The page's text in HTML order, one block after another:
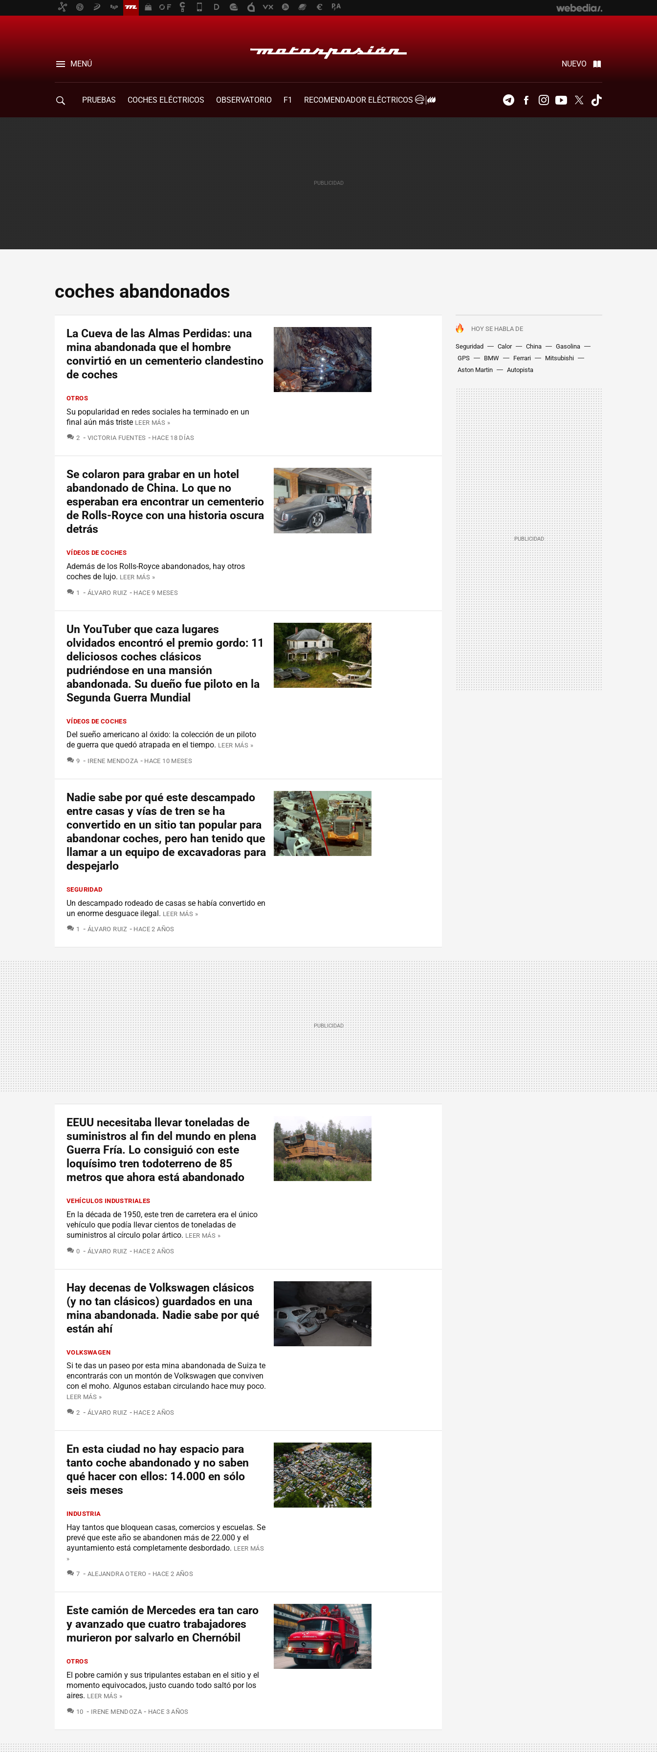
MENÚ NUEVO
PRUEBAS COCHES ELÉCTRICOS OBSERVATORIO F1
RECOMENDADOR ELÉCTRICOS
TelegramFacebookInstagramYoutubeTwitter
coches abandonados
HOY SE HABLA DE
Seguridad Calor China
Gasolina
GPS
BMW Ferrari
Mitsubishi
Aston Martin
Autopista
La Cueva de las Almas Perdidas: una
mina abandonada que el hombre
convirtió en un cementerio clandestino
de coches
OTROS
Su popularidad en redes sociales ha terminado en un
final aún más triste LEER MÁS »
2 COMENTARIOS
VICTORIA FUENTES HACE 18 DÍAS
Se colaron para grabar en un hotel
abandonado de China. Lo que no
esperaban era encontrar un cementerio
de Rolls-Royce con una historia oscura
detrás
VÍDEOS DE COCHES
Además de los Rolls-Royce abandonados, hay otros
coches de lujo. LEER MÁS »
1 COMENTARIOS
ÁLVARO RUIZ HACE 9 MESES
Un YouTuber que caza lugares
olvidados encontró el premio gordo: 11
deliciosos coches clásicos
pudriéndose en una mansión
abandonada. Su dueño fue piloto en la
Segunda Guerra Mundial
VÍDEOS DE COCHES
Del sueño americano al óxido: la colección de un piloto
de guerra que quedó atrapada en el tiempo. LEER MÁS »
9 COMENTARIOS
IRENE MENDOZA HACE 10 MESES
Nadie sabe por qué este descampado
entre casas y vías de tren se ha
convertido en un sitio tan popular para
abandonar coches, pero han tenido que
llamar a un equipo de excavadoras para
despejarlo
SEGURIDAD
Un descampado rodeado de casas se había convertido en
un enorme desguace ilegal. LEER MÁS »
1 COMENTARIOS
ÁLVARO RUIZ HACE 2 AÑOS
EEUU necesitaba llevar toneladas de
suministros al fin del mundo en plena
Guerra Fría. Lo consiguió con este
loquísimo tren todoterreno de 85
metros que ahora está abandonado
VEHÍCULOS INDUSTRIALES
En la década de 1950, este tren de carretera era el único
vehículo que podía llevar cientos de toneladas de
suministros al círculo polar ártico. LEER MÁS »
0 COMENTARIOS
ÁLVARO RUIZ HACE 2 AÑOS
Hay decenas de Volkswagen clásicos
(y no tan clásicos) guardados en una
mina abandonada. Nadie sabe por qué
están ahí
VOLKSWAGEN
Si te das un paseo por esta mina abandonada de Suiza te
encontrarás con un montón de Volkswagen que conviven
con el moho. Algunos estaban circulando hace muy poco.
LEER MÁS »
2 COMENTARIOS
ÁLVARO RUIZ HACE 2 AÑOS
En esta ciudad no hay espacio para
tanto coche abandonado y no saben
qué hacer con ellos: 14.000 en sólo
seis meses
INDUSTRIA
Hay tantos que bloquean casas, comercios y escuelas. Se
prevé que este año se abandonen más de 22.000 y el
ayuntamiento está completamente desbordado. LEER MÁS
»
7 COMENTARIOS
ALEJANDRA OTERO HACE 2 AÑOS
Este camión de Mercedes era tan caro
y avanzado que cuatro trabajadores
murieron por salvarlo en Chernóbil
OTROS
El pobre camión y sus tripulantes estaban en el sitio y el
momento equivocados, justo cuando todo saltó por los
aires. LEER MÁS »
10 COMENTARIOS
IRENE MENDOZA HACE 3 AÑOS